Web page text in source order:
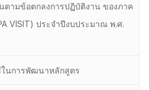
ตามข้อตกลงการปฏิบัติงาน ของภาค
VISIT) ประจำปีงบประมาณ พ.ศ.​
ในการพัฒนาหลักสูตร